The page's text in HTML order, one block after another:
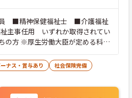
■精神保健福祉士 ■介護福祉
主事任用 いずれか取得されてい
方 ※厚生労働大臣が定める科目
績証明書の提示にて認められる
ナス・賞与あり
社会保険完備